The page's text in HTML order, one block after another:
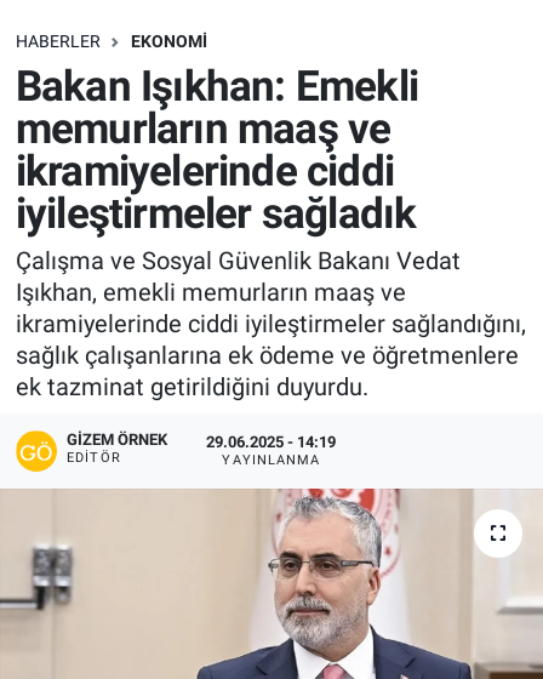
HABERLER EKONOMI
Bakan Işıkhan: Emekli
memurların maaş ve
ikramiyelerinde ciddi
iyileştirmeler sağladık
Çalışma ve Sosyal Güvenlik Bakanı Vedat
Işıkhan, emekli memurların maaş ve
ikramiyelerinde ciddi iyileştirmeler sağlandığını,
sağlık çalışanlarına ek ödeme ve öğretmenlere
ek tazminat getirildiğini duyurdu.
GIZEM ÖRNEK
EDITÖR
29.06.2025 - 14:19
YAYINLANMA
SAĞLIK
EKONOMİ
EĞİTİM
ÖZEL HABER
Keşfet
ASTROLOJİ
İLAN
Bize ulaşın
İletişim/Künye